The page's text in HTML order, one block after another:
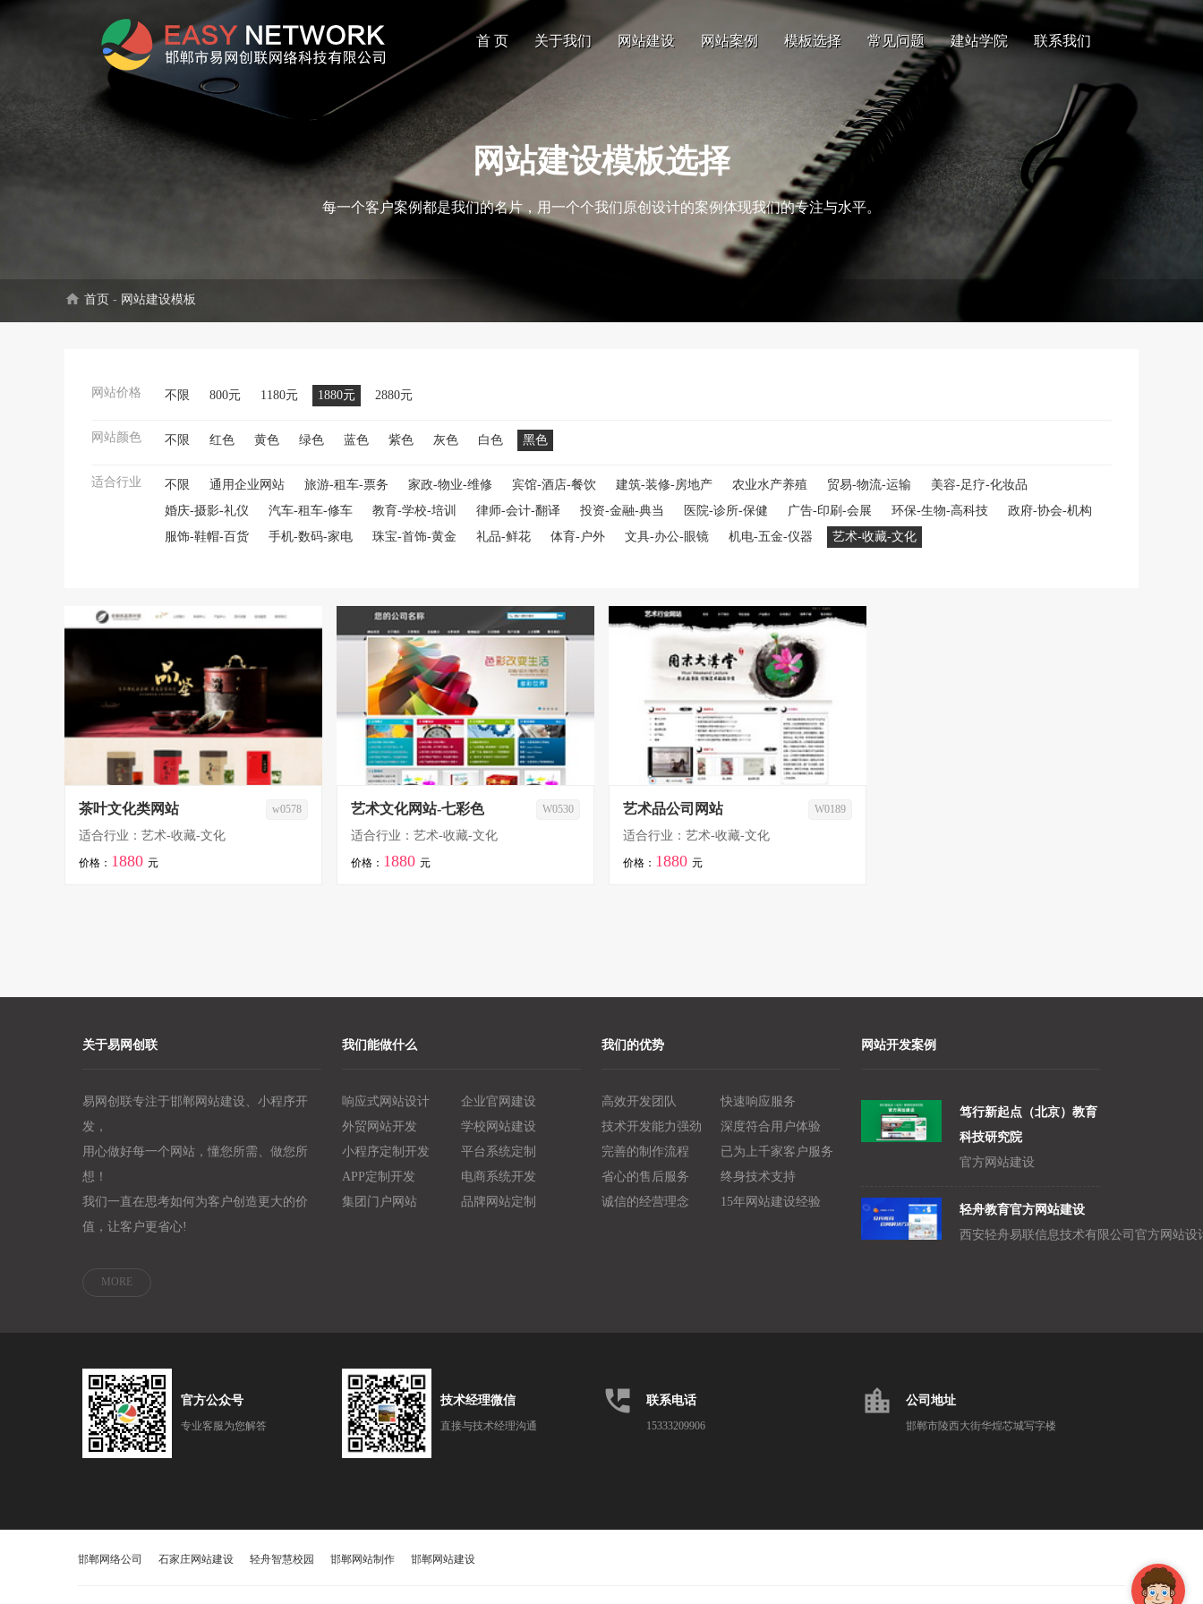
首 页 关于我们 网站建设 网站案例 模板选择 常见问题 建站学院 联系我们
网站建设模板选择
每一个客户案例都是我们的名片，用一个个我们原创设计的案例体现我们的专注与水平。
home 首页 - 网站建设模板
网站价格 不限 800元 1180元 1880元 2880元
网站颜色 不限 红色 黄色 绿色 蓝色 紫色 灰色 白色 黑色
适合行业 不限 通用企业网站 旅游-租车-票务 家政-物业-维修 宾馆-酒店-餐饮 建筑-装修-房地产 农业水产养殖 贸易-物流-运输
美容-足疗-化妆品
婚庆-摄影-礼仪
汽车-租车-修车 教育-学校-培训 律师-会计-翻译 投资-金融-典当 医院-诊所-保健 广告-印刷-会展 环保-生物-高科技
政府-协会-机构
服饰-鞋帽-百货
手机-数码-家电 珠宝-首饰-黄金 礼品-鲜花 体育-户外 文具-办公-眼镜 机电-五金-仪器 艺术-收藏-文化
茶叶文化类网站 w0578
适合行业：艺术-收藏-文化
价格： 1880 元
艺术文化网站-七彩色 W0530
适合行业：艺术-收藏-文化
价格： 1880 元
艺术品公司网站 W0189
适合行业：艺术-收藏-文化
价格： 1880 元
关于易网创联
易网创联专注于邯郸网站建设、小程序开
发，
用心做好每一个网站，懂您所需、做您所
想！
我们一直在思考如何为客户创造更大的价
值，让客户更省心!
MORE
我们能做什么
响应式网站设计
企业官网建设
外贸网站开发
学校网站建设
小程序定制开发
平台系统定制
APP定制开发
电商系统开发
集团门户网站
品牌网站定制
我们的优势
高效开发团队
快速响应服务
技术开发能力强劲
深度符合用户体验
完善的制作流程
已为上千家客户服务
省心的售后服务
终身技术支持
诚信的经营理念
15年网站建设经验
网站开发案例
笃行新起点（北京）教育
科技研究院
官方网站建设
轻舟教育官方网站建设
官方公众号
专业客服为您解答
技术经理微信
直接与技术经理沟通
perm_phone_msg 联系电话
15333209906
location_city 公司地址
邯郸市陵西大街华煌芯城写字楼
邯郸网络公司 石家庄网站建设 轻舟智慧校园 邯郸网站制作 邯郸网站建设